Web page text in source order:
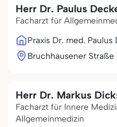
Herr Dr. Paulus
Facharzt für
Praxis Dr. med. Paulus
Bruchhausener Straße
Herr Dr. Markus
Facharzt für Innere
Allgemeinmedizin